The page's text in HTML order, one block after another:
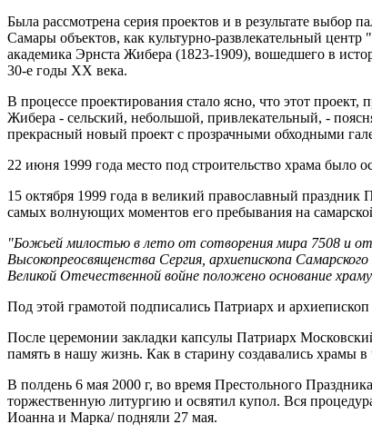
Была рассмотрена серия проектов и в результате
Самары объектов, как культурно-развлекательный
академика Эрнста Жибера (1823-1909), вошедшего в
30-е годы ХХ века.
В процессе проектирования стало ясно, что этот
Жибера - сельский, небольшой, привлекательный, -
прекрасный новый проект с прозрачными обходными
22 июня 1999 года место под строительство храма было
15 октября 1999 года в великий православный
самых волнующих моментов его пребывания на
"Божьей милостью в лето от сотворения мира 7508 и
Высокопреосвященства Сергия, архиепископа
Великой Отечественной войне положено основание
Под этой грамотой подписались Патриарх и
После церемонии закладки капсулы Патриарх
память в нашу жизнь. Как в старину создавались храмы
В полдень 6 мая 2000 г, во время Престольного
торжественную литургию и освятил купол. Вся
Иоанна и Марка/ подняли 27 мая.